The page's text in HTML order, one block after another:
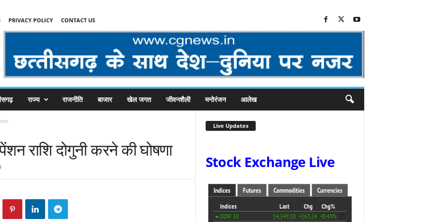
PRIVACY POLICY CONTACT US
राज्य राजनीति बाजार खेल जगत जीवनशैली मनोरंजन आलेख
राशि दोगुनी करने की घोषणा
Live Updates
Stock Exchange Live